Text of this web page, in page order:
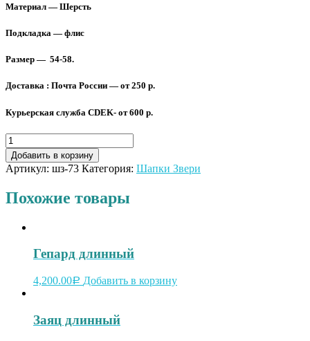
Материал — Шерсть
Подкладка — флис
Размер — 54-58.
Доставка : Почта России — от 250 р.
Курьерская служба CDEK- от 600 р.
Добавить в корзину
Артикул: шз-73 Категория: Шапки Звери
Похожие товары
Гепард длинный
4,200.00Р Добавить в корзину
Заяц длинный